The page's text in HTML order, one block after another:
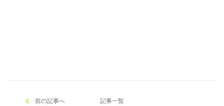
前の記事へ 記事一覧